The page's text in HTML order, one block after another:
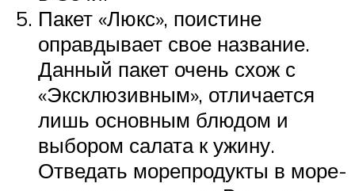
Пакет «Люкс», поистине
оправдывает свое название.
Данный пакет очень схож с
«Эксклюзивным», отличается
лишь основным блюдом и
выбором салата к ужину.
Отведать морепродукты в море-